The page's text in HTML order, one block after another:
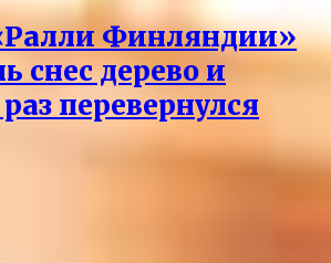
Финляндии»
снес дерево и
перевернулся